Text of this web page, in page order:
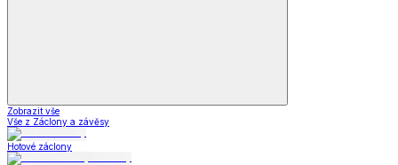
Zobrazit vše
Vše z Záclony a závěsy
Hotové záclony